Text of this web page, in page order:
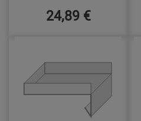
24,89 €